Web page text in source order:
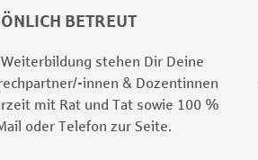
BETREUT
stehen Dir Deine
innen & Dozentinnen
mit Rat und Tat sowie 100 %
oder Telefon zur Seite.